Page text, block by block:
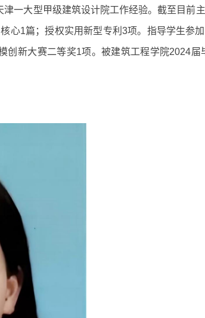
一大型甲级建筑设计院工作经验。截至目前
心1篇；授权实用新型专利3项。指导学生参
创新大赛二等奖1项。被建筑工程学院2024届